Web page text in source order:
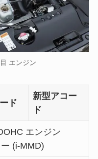
エンジン
ド
新型アコー
ド
エンジン
(i-MMD)